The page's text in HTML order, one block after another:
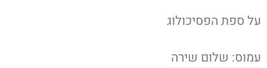
על ספת הפסיכולוג
עמוס: שלום שירה